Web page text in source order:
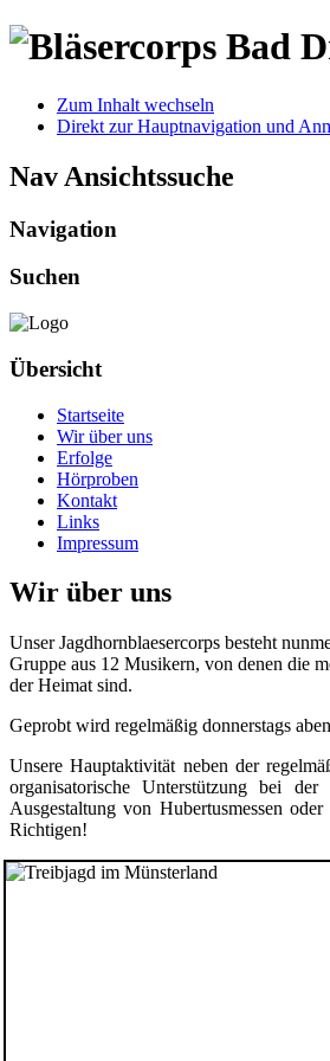
Zum Inhalt wechseln
Direkt zur Hauptnavigation und
Nav Ansichtssuche
Navigation
Suchen
Übersicht
Startseite
Wir über uns
Erfolge
Hörproben
Kontakt
Links
Impressum
Wir über uns
Unser Jagdhornblaesercorps besteht
Gruppe aus 12 Musikern, von denen die
der Heimat sind.
Geprobt wird regelmäßig donnerstags
Unsere Hauptaktivität neben der
organisatorische Unterstützung bei
Ausgestaltung von Hubertusmessen
Richtigen!